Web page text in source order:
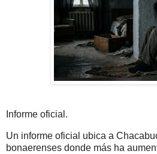
Informe oficial.
Un informe oficial ubica a
bonaerenses donde más ha